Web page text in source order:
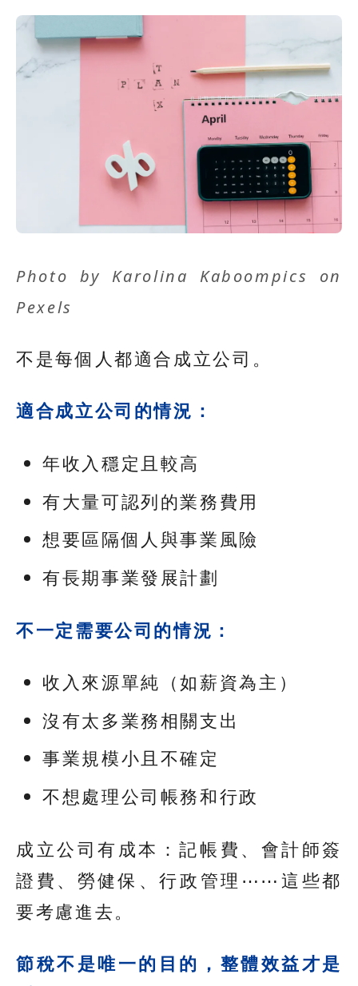
Photo by Karolina Kaboompics
on
Pexels
不是每個人都適合成立公司。
適合成立公司的情況：
年收入穩定且較高
有大量可認列的業務費用
想要區隔個人與事業風險
有長期事業發展計劃
不一定需要公司的情況：
收入來源單純（如薪資為主）
沒有太多業務相關支出
事業規模小且不確定
不想處理公司帳務和行政
成立公司有成本：記帳費、會計師簽
證費、勞健保、行政管理⋯⋯這些都
要考慮進去。
節稅不是唯一的目的，整體效益才是